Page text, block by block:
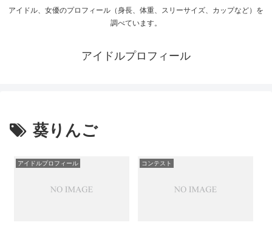
アイドル、女優のプロフィール（身長、体重、スリーサイズ、カップなど）を
調べています。
アイドルプロフィール
葵りんご
アイドルプロフィール コンテスト